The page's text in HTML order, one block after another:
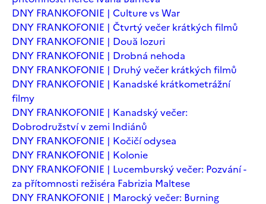
DNY FRANKOFONIE | Culture vs War
DNY FRANKOFONIE | Čtvrtý večer krátkých filmů
DNY FRANKOFONIE | Două lozuri
DNY FRANKOFONIE | Drobná nehoda
DNY FRANKOFONIE | Druhý večer krátkých filmů
DNY FRANKOFONIE | Kanadské krátkometrážní
filmy
DNY FRANKOFONIE | Kanadský večer:
Dobrodružství v zemi Indiánů
DNY FRANKOFONIE | Kočičí odysea
DNY FRANKOFONIE | Kolonie
DNY FRANKOFONIE | Lucemburský večer: Pozvání -
za přítomnosti režiséra Fabrizia Maltese
DNY FRANKOFONIE | Marocký večer: Burning